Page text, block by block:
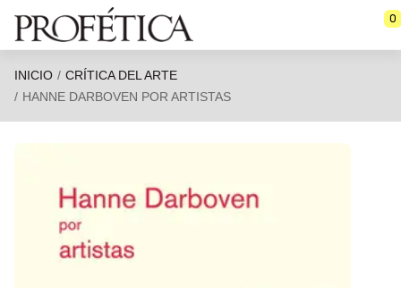
Saltar al contenido principal
0
INICIO
CRÍTICA DEL ARTE
HANNE DARBOVEN POR ARTISTAS